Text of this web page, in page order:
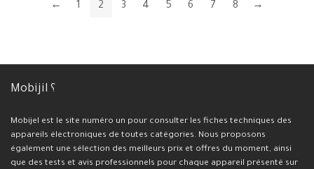
← 1 2 3 4 5 6 7 8 →
Mobijil ؟
Mobijel est le site numéro un pour consulter les fiches techniques des
appareils électroniques de toutes catégories. Nous proposons
également une sélection des meilleurs prix et offres du moment, ainsi
que des tests et avis professionnels pour chaque appareil présenté sur